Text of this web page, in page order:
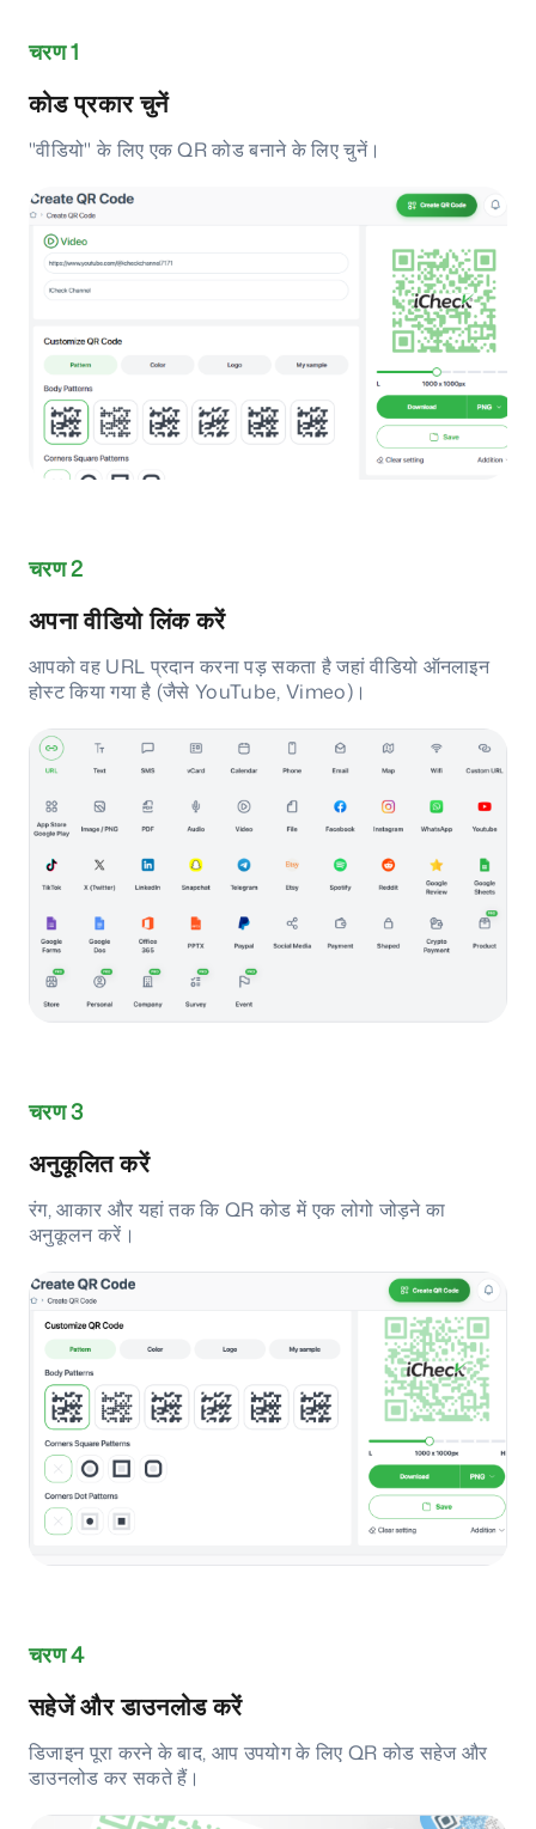
चरण 1
कोड प्रकार चुनें
"वीडियो" के लिए एक QR कोड बनाने के लिए चुनें।
चरण 2
अपना वीडियो लिंक करें
आपको वह URL प्रदान करना पड़ सकता है जहां वीडियो ऑनलाइन
होस्ट किया गया है (जैसे YouTube, Vimeo)।
चरण 3
अनुकूलित करें
रंग, आकार और यहां तक कि QR कोड में एक लोगो जोड़ने का
अनुकूलन करें।
चरण 4
सहेजें और डाउनलोड करें
डिजाइन पूरा करने के बाद, आप उपयोग के लिए QR कोड सहेज और
डाउनलोड कर सकते हैं।